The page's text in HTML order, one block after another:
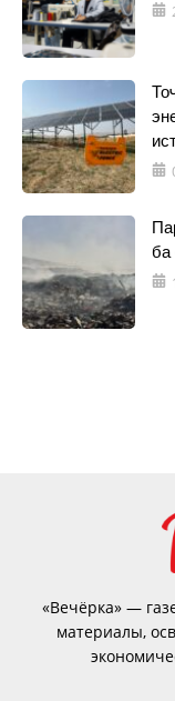
ба
«Вечёрка» —
материалы,